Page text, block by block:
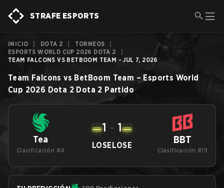
STRAFE ESPORTS
INICIO DOTA 2 TORNEOS
ESPORTS WORLD CUP 2026 DOTA 2
TEAM FALCONS VS BETBOOM TEAM - JUL 7, 2026
Team Falcons vs BetBoom Team – Esports World
Cup 2026 Dota 2 Dota 2 Partido
Tea
Clasificación #4
LOSE
1 - 1
LOSE BBT
Clasificación #19